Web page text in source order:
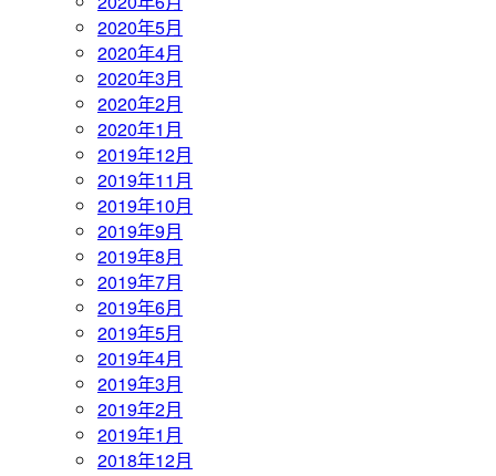
2020年5月
2020年4月
2020年3月
2020年2月
2020年1月
2019年12月
2019年11月
2019年10月
2019年9月
2019年8月
2019年7月
2019年6月
2019年5月
2019年4月
2019年3月
2019年2月
2019年1月
2018年12月